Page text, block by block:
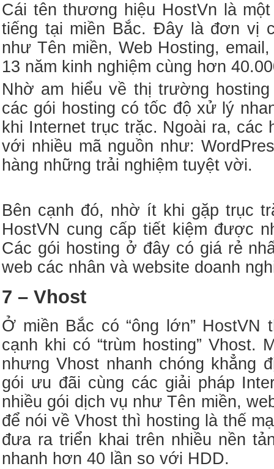
Cái tên thương hiệu HostVn là
tiếng tại miền Bắc. Đây là đơn vị
như Tên miền, Web Hosting,
13 năm kinh nghiệm cùng hơn
Nhờ am hiểu về thị trường
các gói hosting có tốc độ xử lý
khi Internet trục trặc. Ngoài ra,
với nhiều mã nguồn như:
hàng những trải nghiệm tuyệt vời.
Bên cạnh đó, nhờ ít khi gặp trục
HostVN cung cấp tiết kiệm được
Các gói hosting ở đây có giá rẻ
web các nhân và website doanh
7 – Vhost
Ở miền Bắc có “ông lớn”
cạnh khi có “trùm hosting” Vhost.
nhưng Vhost nhanh chóng khẳng
gói ưu đãi cùng các giải pháp
nhiều gói dịch vụ như Tên miền,
để nói về Vhost thì hosting là thế
đưa ra triển khai trên nhiều nền
nhanh hơn 40 lần so với HDD.